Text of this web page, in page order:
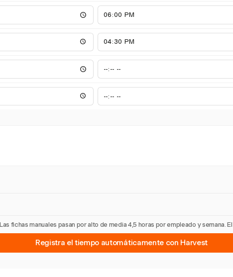
fichas manuales pasan por alto de media 4,5 horas por empleado y semana.
Registra el tiempo automáticamente con Harvest